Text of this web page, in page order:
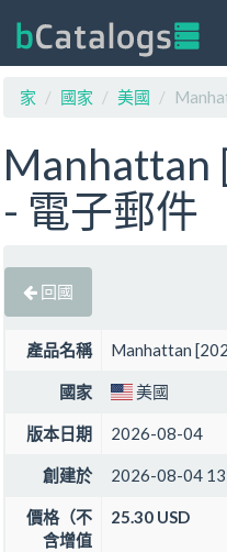
家
國家 美國
- 電子郵件
回國
產品名稱 Manhattan
國家 美國
版本日期 2026-08-04
創建於 2026-08-04
價格（不
含增值
25.30 USD